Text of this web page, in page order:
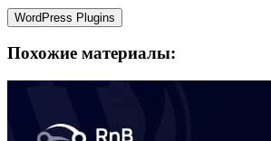
WordPress Plugins
Похожие материалы: